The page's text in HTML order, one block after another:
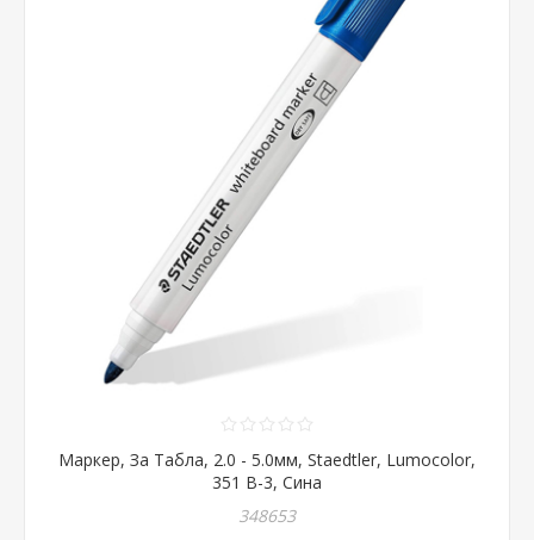
Маркер, За Табла, 2.0 - 5.0мм, Staedtler, Lumocolor,
351 B-3, Сина
348653